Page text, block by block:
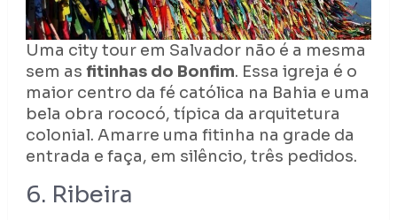
Uma city tour em Salvador não é a mesma
sem as fitinhas do Bonfim. Essa igreja é o
maior centro da fé católica na Bahia e uma
bela obra rococó, típica da arquitetura
colonial. Amarre uma fitinha na grade da
entrada e faça, em silêncio, três pedidos.
6. Ribeira